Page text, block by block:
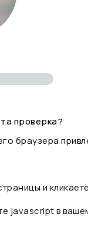
проверка?
браузера
и
javascript в